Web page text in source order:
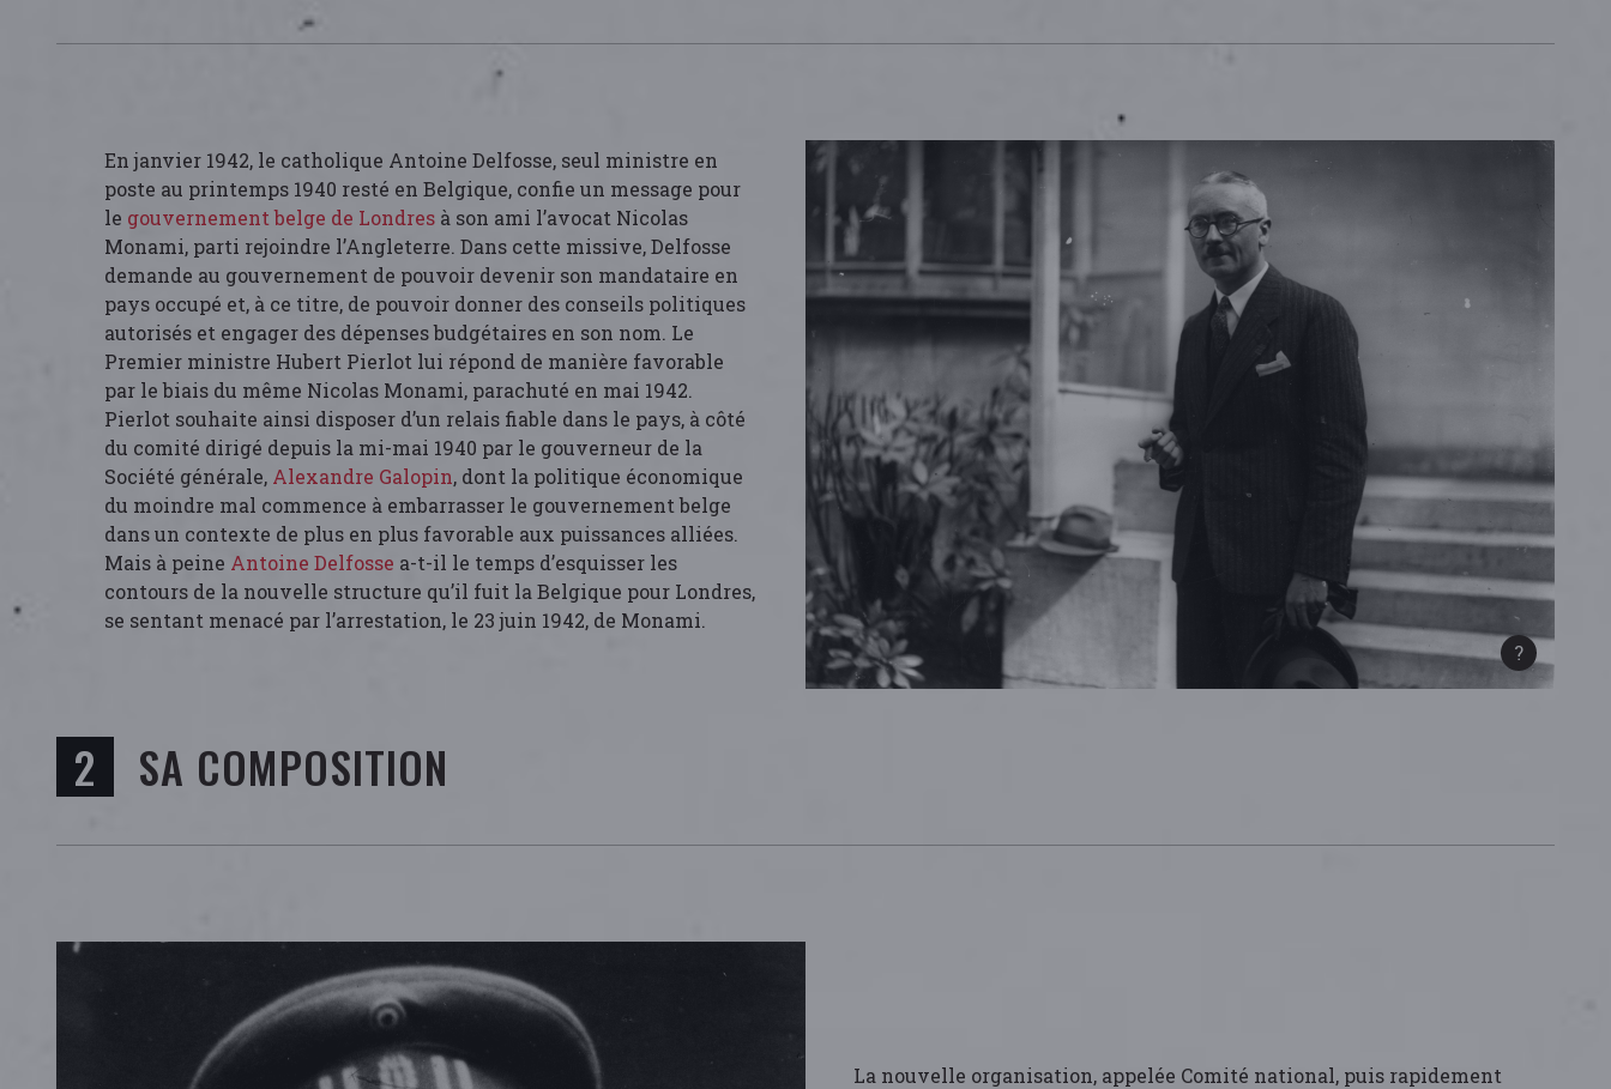
En janvier 1942, le catholique Antoine Delfosse, seul ministre en
poste au printemps 1940 resté en Belgique, confie un message pour
le gouvernement belge de Londres à son ami l’avocat Nicolas
Monami, parti rejoindre l’Angleterre. Dans cette missive, Delfosse
demande au gouvernement de pouvoir devenir son mandataire en
pays occupé et, à ce titre, de pouvoir donner des conseils politiques
autorisés et engager des dépenses budgétaires en son nom. Le
Premier ministre Hubert Pierlot lui répond de manière favorable
par le biais du même Nicolas Monami, parachuté en mai 1942.
Pierlot souhaite ainsi disposer d’un relais fiable dans le pays, à côté
du comité dirigé depuis la mi-mai 1940 par le gouverneur de la
Société générale, Alexandre Galopin, dont la politique économique
du moindre mal commence à embarrasser le gouvernement belge
dans un contexte de plus en plus favorable aux puissances alliées.
Mais à peine Antoine Delfosse a-t-il le temps d’esquisser les
contours de la nouvelle structure qu’il fuit la Belgique pour Londres,
se sentant menacé par l’arrestation, le 23 juin 1942, de Monami.
SA COMPOSITION
La nouvelle organisation, appelée Comité national, puis rapidement